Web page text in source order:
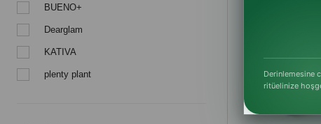
BUENO+
Dearglam
KATIVA
plenty plant
Derinlemesine
ritüelinize